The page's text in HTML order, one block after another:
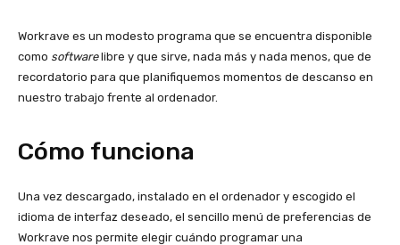
Workrave es un modesto programa que se encuentra disponible
como softwarelibre y que sirve, nada más y nada menos, que de
recordatorio para que planifiquemos momentos de descanso en
nuestro trabajo frente al ordenador.
Cómo funciona
Una vez descargado, instalado en el ordenador y escogido el
idioma de interfaz deseado, el sencillo menú de preferencias de
Workrave nos permite elegir cuándo programar una